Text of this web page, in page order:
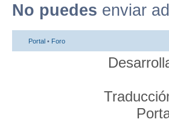
No puedes enviar
Portal • Foro